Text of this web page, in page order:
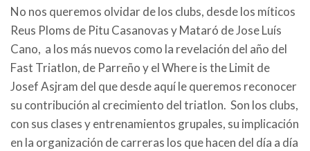
No nos queremos olvidar de los clubs, desde los míticos
Reus Ploms de Pitu Casanovas y Mataró de Jose Luís
Cano, a los más nuevos como la revelación del año del
Fast Triatlon, de Parreño y el Where is the Limit de
Josef Asjram del que desde aquí le queremos reconocer
su contribución al crecimiento del triatlon. Son los clubs,
con sus clases y entrenamientos grupales, su implicación
en la organización de carreras los que hacen del día a día